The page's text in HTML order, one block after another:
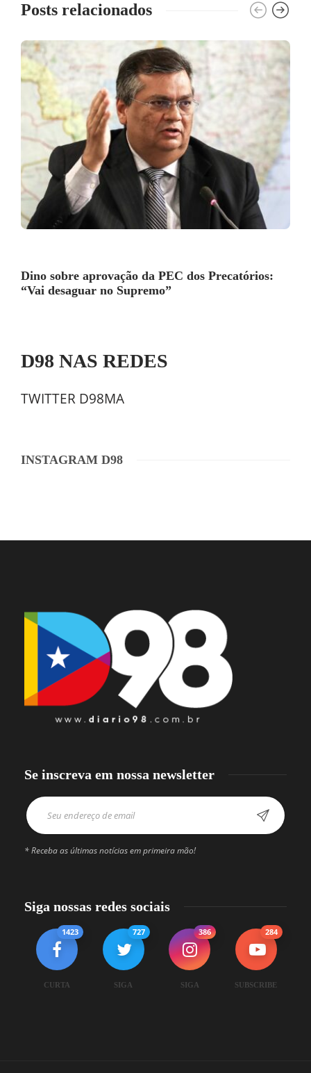
Posts relacionados
Dino sobre aprovação da PEC dos Precatórios:
“Vai desaguar no Supremo”
D98 NAS REDES
TWITTER D98MA
INSTAGRAM D98
Se inscreva em nossa newsletter
* Receba as últimas notícias em primeira mão!
Siga nossas redes sociais
1423
CURTA
727
SIGA
386
SIGA
284
SUBSCRIBE